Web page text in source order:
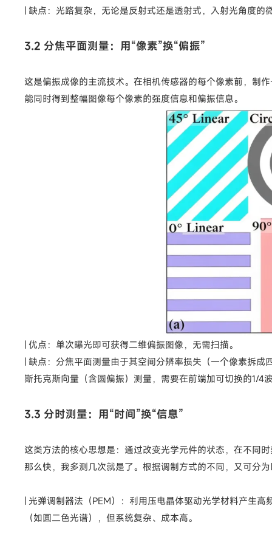
| 缺点：光路复杂，无论是反射式还是透射式，入射光角度
3.2 分焦平面测量：用“像素”换“偏振”
这是偏振成像的主流技术。在相机传感器的每个像素前，制
能同时得到整幅图像每个像素的强度信息和偏振信息。
| 优点：单次曝光即可获得二维偏振图像，无需扫描。
| 缺点：分焦平面测量由于其空间分辨率损失（一个像素拆
斯托克斯向量（含圆偏振）测量，需要在前端加可切换的1/4
3.3 分时测量：用“时间”换“信息”
这类方法的核心思想是：通过改变光学元件的状态，在不
那么快，我多测几次就是了。根据调制方式的不同，又可分
| 光弹调制器法（PEM）：利用压电晶体驱动光学材料产生
（如圆二色光谱），但系统复杂、成本高。